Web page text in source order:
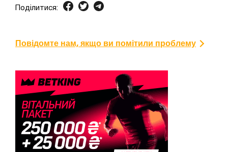
Поділитися:
Повідомте нам, якщо ви помітили проблему